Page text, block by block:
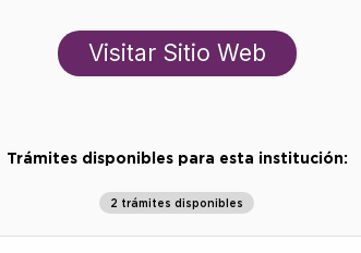
Visitar Sitio Web
Trámites disponibles para esta institución:
2 trámites disponibles